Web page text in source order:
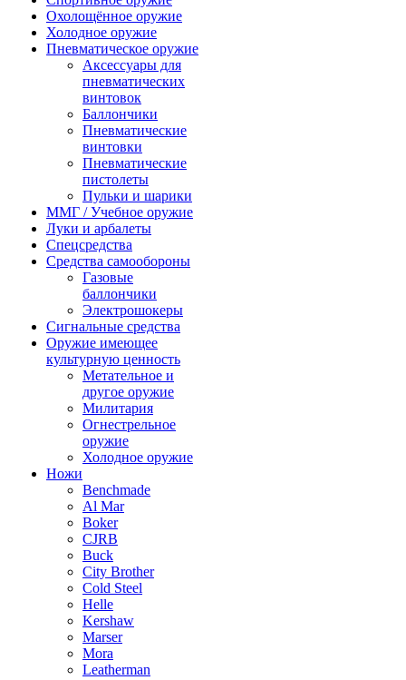
Охолощённое оружие
Холодное оружие
Пневматическое оружие
Аксессуары для
пневматических
винтовок
Баллончики
Пневматические
винтовки
Пневматические
пистолеты
Пульки и шарики
ММГ / Учебное оружие
Луки и арбалеты
Спецсредства
Средства самообороны
Газовые
баллончики
Электрошокеры
Сигнальные средства
Оружие имеющее
культурную ценность
Метательное и
другое оружие
Милитария
Огнестрельное
оружие
Холодное оружие
Ножи
Benchmade
Al Mar
Boker
CJRB
Buck
City Brother
Cold Steel
Helle
Kershaw
Marser
Mora
Leatherman